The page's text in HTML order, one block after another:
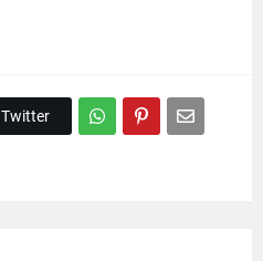
Twitter